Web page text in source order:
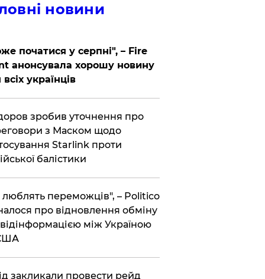
новини
початися у серпні", – Fire
анонсувала хорошу новину
українців
зробив уточнення про
з Маском щодо
Starlink проти
балістики
люблять переможців", – Politico
про відновлення обміну
між Україною
закликали провести рейд